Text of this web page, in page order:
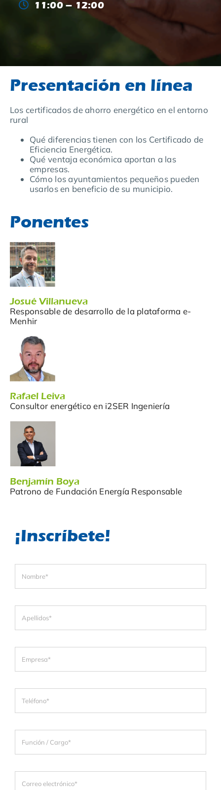
Blog
11:00 – 12:00
Presentación en línea
Los certificados de ahorro energético en el entorno
rural
Qué diferencias tienen con los Certificado de
Eficiencia Energética.
Qué ventaja económica aportan a las
empresas.
Cómo los ayuntamientos pequeños pueden
usarlos en beneficio de su municipio.
Ponentes
Josué Villanueva
Responsable de desarrollo de la plataforma e-
Menhir
Rafael Leiva
Consultor energético en i2SER Ingeniería
Benjamín Boya
Patrono de Fundación Energía Responsable
¡Inscríbete!